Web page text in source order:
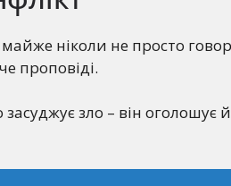
ніколи не просто
проповіді.
зло – він оголошує